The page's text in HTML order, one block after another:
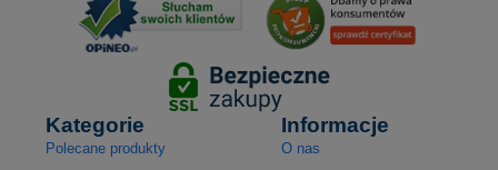
Kategorie
Polecane produkty
Informacje
O nas